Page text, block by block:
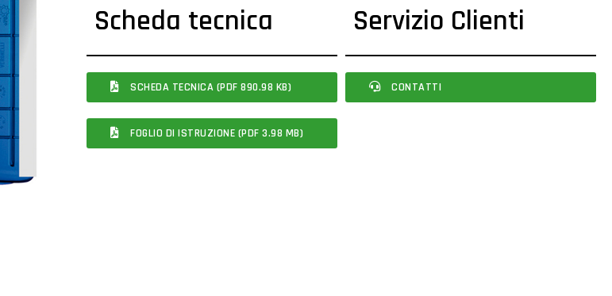
Scheda tecnica
SCHEDA TECNICA (PDF 890.98 KB)
FOGLIO DI ISTRUZIONE (PDF 3.98 MB)
Servizio Clienti
CONTATTI